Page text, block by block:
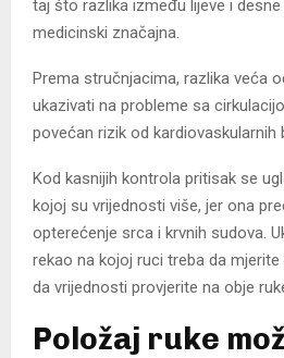
taj što razlika između lijeve i
medicinski značajna.
Prema stručnjacima, razlika veća
ukazivati na probleme sa
povećan rizik od kardiovaskularnih
Kod kasnijih kontrola pritisak se
kojoj su vrijednosti više, jer ona
opterećenje srca i krvnih sudova.
rekao na kojoj ruci treba da
da vrijednosti provjerite na obje
Položaj ruke